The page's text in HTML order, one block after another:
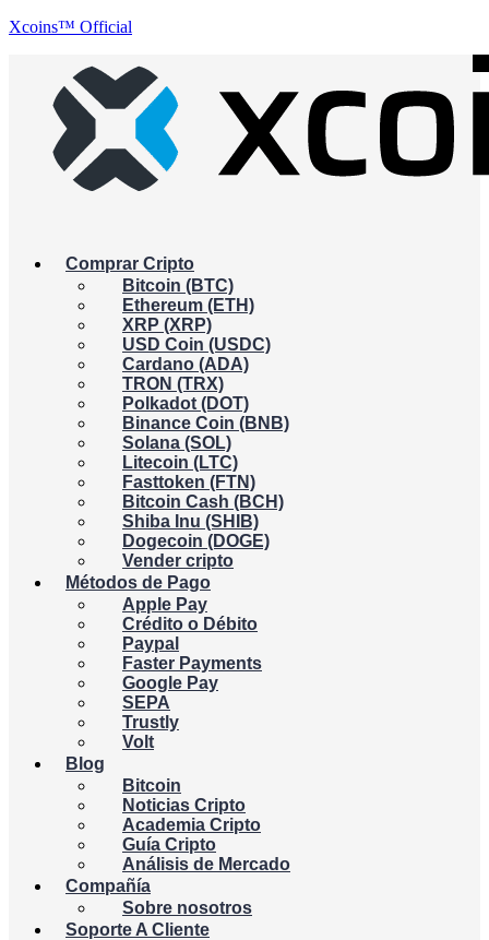
Xcoins™ Official
Comprar Cripto
Bitcoin (BTC)
Ethereum (ETH)
XRP (XRP)
USD Coin (USDC)
Cardano (ADA)
TRON (TRX)
Polkadot (DOT)
Binance Coin (BNB)
Solana (SOL)
Litecoin (LTC)
Fasttoken (FTN)
Bitcoin Cash (BCH)
Shiba Inu (SHIB)
Dogecoin (DOGE)
Vender cripto
Métodos de Pago
Apple Pay
Crédito o Débito
Paypal
Faster Payments
Google Pay
SEPA
Trustly
Volt
Blog
Bitcoin
Noticias Cripto
Academia Cripto
Guía Cripto
Análisis de Mercado
Compañía
Sobre nosotros
Soporte A Cliente